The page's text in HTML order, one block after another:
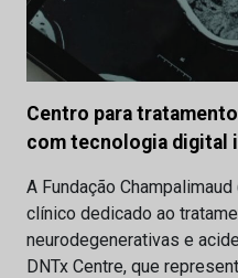
Centro para
com tecnologia digital
A Fundação
clínico dedicado ao
neurodegenerativas e
DNTx Centre, que